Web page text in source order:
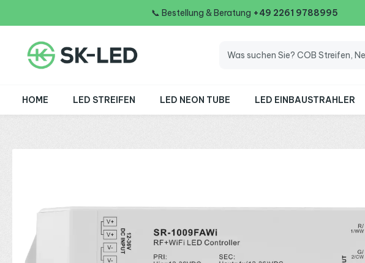
📞 Bestellung & Beratung +49 2261 9788995
HOME LED STREIFEN LED NEON TUBE LED EINBAUSTRAHLER